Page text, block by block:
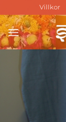
to
content
Villkor